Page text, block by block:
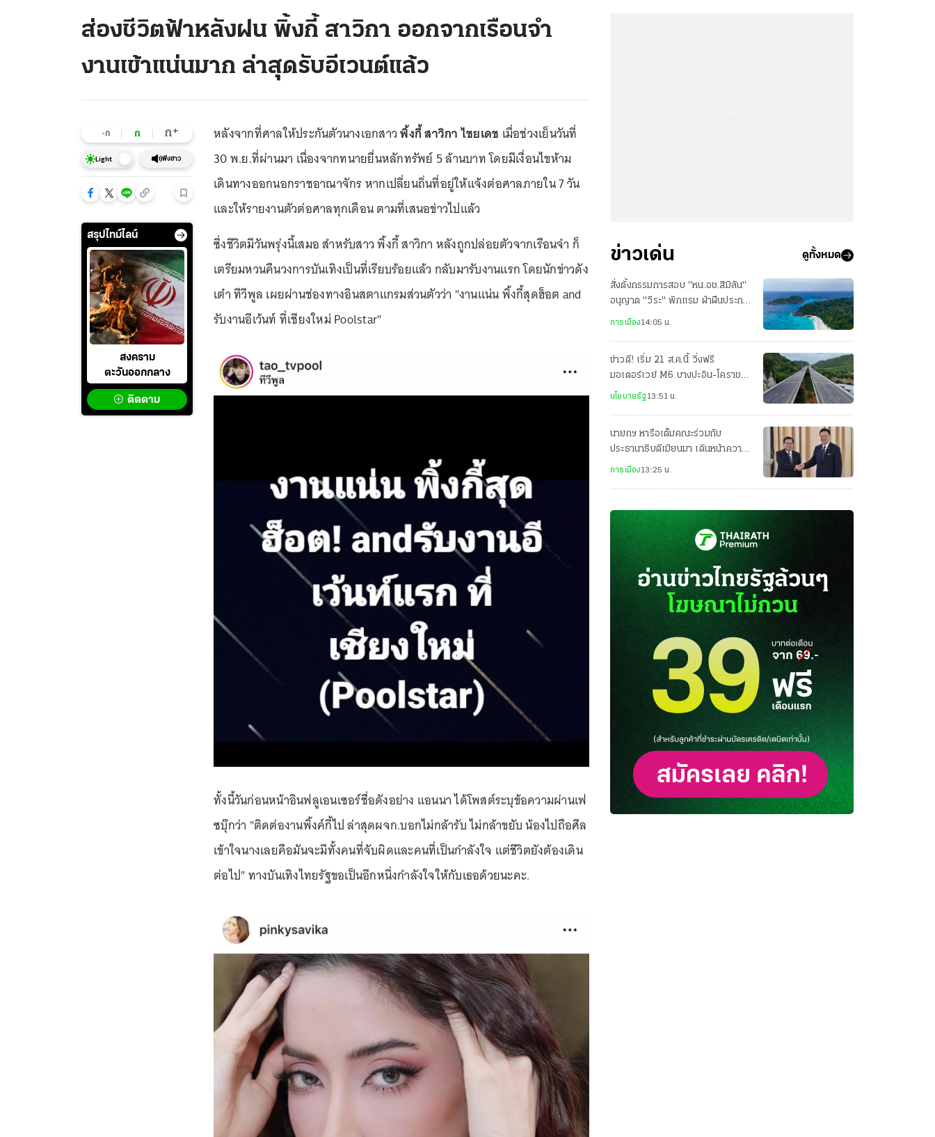
ส่องชีวิตฟ้าหลังฝน พิ้งกี้ สาวิกา ออกจากเรือนจำ
งานเข้าแน่นมาก ล่าสุดรับอีเวนต์แล้ว
-ก ก ก+
Light ฟังข่าว
สรุปไทม์ไลน์
สงคราม
ตะวันออกกลาง
ติดตาม
หลังจากที่ศาลให้ประกันตัวนางเอกสาวพิ้งกี้ สาวิกา ไชยเดช เมื่อช่วงเย็นวันที่
30 พ.ย.ที่ผ่านมา เนื่องจากทนายยื่นหลักทรัพย์ 5 ล้านบาท โดยมีเงื่อนไขห้าม
เดินทางออกนอกราชอาณาจักร หากเปลี่ยนถิ่นที่อยู่ให้แจ้งต่อศาลภายใน 7 วัน
และให้รายงานตัวต่อศาลทุกเดือน ตามที่เสนอข่าวไปแล้ว
ซึ่งชีวิตมีวันพรุ่งนี้เสมอ สำหรับสาว พิ้งกี้ สาวิกา หลังถูกปล่อยตัวจากเรือนจำ ก็
เตรียมหวนคืนวงการบันเทิงเป็นที่เรียบร้อยแล้ว กลับมารับงานแรก โดยนักข่าวดัง
เต๋า ทีวีพูล เผยผ่านช่องทางอินสตาแกรมส่วนตัวว่า "งานแน่น พิ้งกี้สุดฮ็อต and
รับงานอีเว้นท์ ที่เชียงใหม่ Poolstar"
ทั้งนี้วันก่อนหน้าอินฟลูเอนเซอร์ชื่อดังอย่าง แอนนา ได้โพสต์ระบุข้อความผ่านเฟ
ซบุ๊กว่า "ติดต่องานพิ้งค์กี้ไป ล่าสุดผจก.บอกไม่กล้ารับ ไม่กล้าขยับ น้องไปถือศีล
เข้าใจนางเลยคือมันจะมีทั้งคนที่จับผิดและคนที่เป็นกำลังใจ แต่ชีวิตยังต้องเดิน
ต่อไป" ทางบันเทิงไทยรัฐขอเป็นอีกหนึ่งกำลังใจให้กับเธอด้วยนะคะ.
ข่าวเด่น ดูทั้งหมด
สั่งตั้งกรรมการสอบ "หน.อช.สิมิลัน"
อนุญาต "วีระ" พักแรม ฝ่าฝืนประกา
ศกรมฯ
การเมือง14:05 น.
ข่าวดี! เริ่ม 21 ส.ค.นี้ วิ่งฟรี
มอเตอร์เวย์ M6 บางปะอิน-โคราช
ทุกศุกร์-อาทิตย์ ถึงสิ้นปี 69
นโยบายรัฐ13:51 น.
นายกฯ หารือเต็มคณะร่วมกับ
ประธานาธิบดีเมียนมา เดินหน้าความ
ร่วมมือทุกมิติ
การเมือง13:25 น.